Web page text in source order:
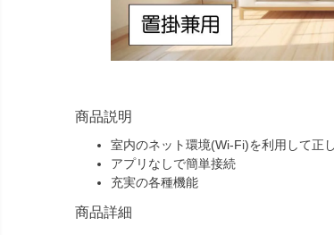
商品説明
室内のネット環境(Wi-Fi)を利用して正
アプリなしで簡単接続
充実の各種機能
商品詳細